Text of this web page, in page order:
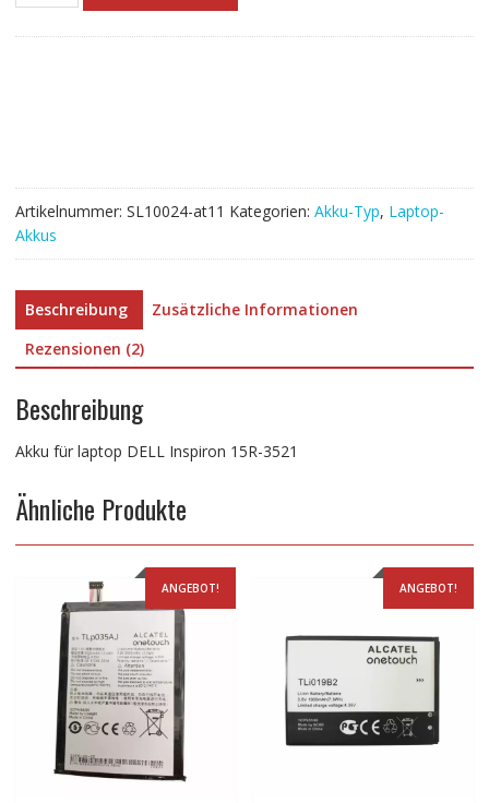
Artikelnummer: SL10024-at11 Kategorien: Akku-Typ, Laptop-
Akkus
Beschreibung
Zusätzliche Informationen
Rezensionen (2)
Beschreibung
Akku für laptop DELL Inspiron 15R-3521
Ähnliche Produkte
ANGEBOT! ANGEBOT!